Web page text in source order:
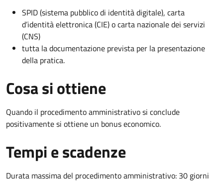
SPID (sistema pubblico di identità digitale), carta
d’identità elettronica (CIE) o carta nazionale dei servizi
(CNS)
tutta la documentazione prevista per la presentazione
della pratica.
Cosa si ottiene
Quando il procedimento amministrativo si conclude
positivamente si ottiene un bonus economico.
Tempi e scadenze
Durata massima del procedimento amministrativo: 30 giorni